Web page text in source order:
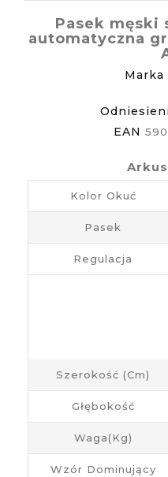
Pasek męski
automatyczna
Marka
EAN
Kolor Okuć
Pasek
Regulacja
Szerokość (cm)
Głębokość
Waga(kg)
Wzór Dominujący